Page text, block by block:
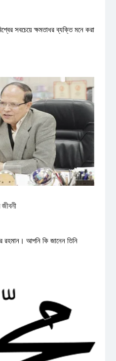
সবচেয়ে ক্ষমতাধর ব্যক্তি মনে করা
রহমান। আপনি কি জানেন তিনি